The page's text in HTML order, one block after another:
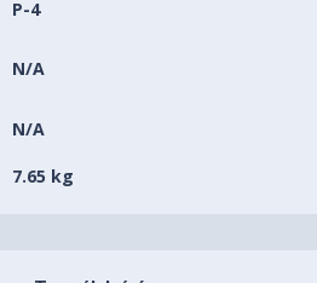
P-4
N/A
N/A
7.65 kg